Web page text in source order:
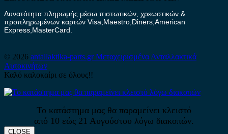
Δυνατότητα πληρωμής μέσω πιστωτικών, χρεωστικών &
προπληρωμένων καρτών Visa,Maestro,Diners,American
Express,MasterCard.
© 2026 antallaktika-parts.grΜεταχειρισμένα Ανταλλακτικά
Αυτοκινήτων
Καλό καλοκαίρι σε όλους!!
Το κατάστημα μας θα παραμείνει κλειστό
από 10 εώς 21 Αυγούστου λόγω διακοπών.
CLOSE